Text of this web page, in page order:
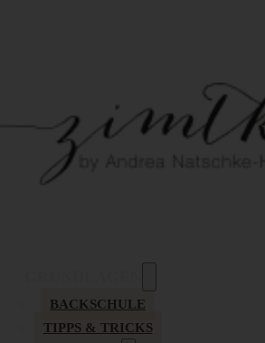
BACKSCHULE
TIPPS & TRICKS